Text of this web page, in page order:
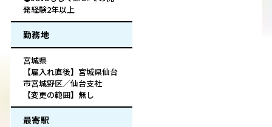
発経験2年以上
勤務地
宮城県
【雇入れ直後】宮城県仙台
市宮城野区／仙台支社
【変更の範囲】無し
最寄駅